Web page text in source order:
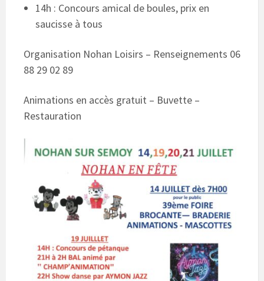
14h : Concours amical de boules, prix en
saucisse à tous
Organisation Nohan Loisirs – Renseignements 06
88 29 02 89
Animations en accès gratuit – Buvette –
Restauration